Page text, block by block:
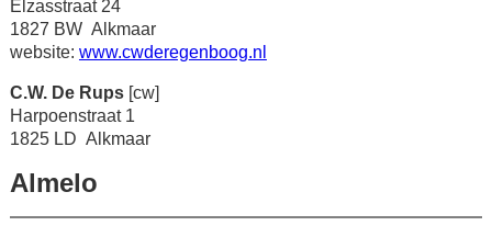
Elzasstraat 24
1827 BW Alkmaar
website: www.cwderegenboog.nl
C.W. De Rups[cw]
Harpoenstraat 1
1825 LD Alkmaar
Almelo